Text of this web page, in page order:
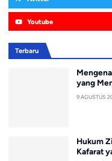
Youtube
Terbaru
yang
9 AGUSTUS
Hukum
Kafarat